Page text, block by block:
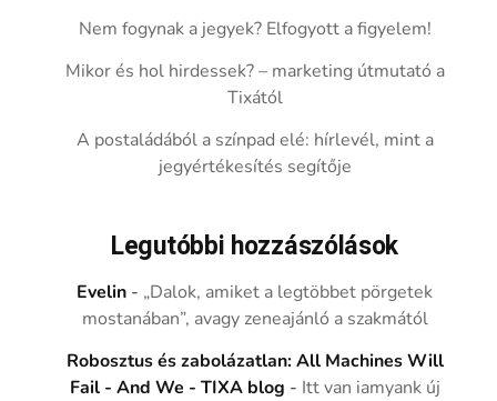
Nem fogynak a jegyek? Elfogyott a figyelem!
Mikor és hol hirdessek? – marketing útmutató a
Tixától
A postaládából a színpad elé: hírlevél, mint a
jegyértékesítés segítője
Legutóbbi hozzászólások
Evelin - „Dalok, amiket a legtöbbet pörgetek
mostanában”, avagy zeneajánló a szakmától
Robosztus és zabolázatlan: All Machines Will
Fail - And We - TIXA blog - Itt van iamyank új